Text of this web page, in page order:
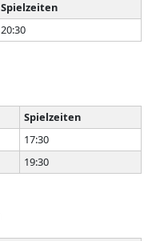
Spielzeiten
20:30
Spielzeiten
17:30
19:30